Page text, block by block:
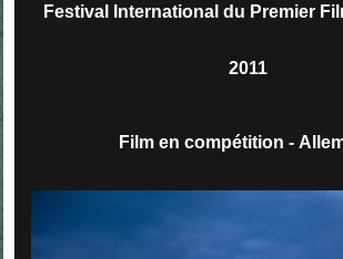
Festival International du Premier
2011
Film en compétition -